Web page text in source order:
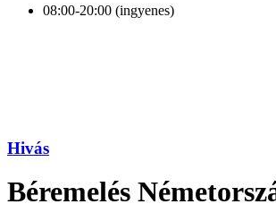
08:00-20:00 (ingyenes)
Hivás
Béremelés